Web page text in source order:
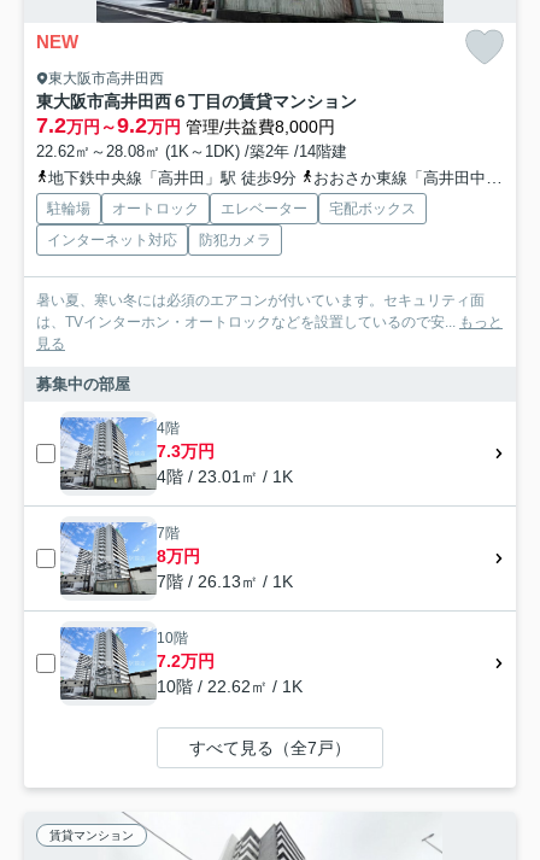
NEW
東大阪市高井田西
東大阪市高井田西６丁目の賃貸マンション
7.2万円～9.2万円 管理/共益費8,000円
22.62㎡～28.08㎡ (1K～1DK) /築2年 /14階建
地下鉄中央線「高井田」駅 徒歩9分
おおさか東線「高井田中央」駅 徒歩10分
駐輪場 オートロック エレベーター
宅配ボックス
インターネット対応
防犯カメラ
暑い夏、寒い冬には必須のエアコンが付いています。セキュリティ面
は、TVインターホン・オートロックなどを設置しているので安... もっと
見る
募集中の部屋
4階
7.3万円
4階 / 23.01㎡ / 1K
7階
8万円
7階 / 26.13㎡ / 1K
10階
7.2万円
10階 / 22.62㎡ / 1K
すべて見る（全7戸）
賃貸マンション